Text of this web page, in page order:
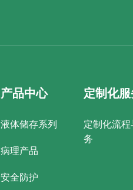
产品中心
液体储存系列
病理产品
安全防护
定制化服
定制化流程
务